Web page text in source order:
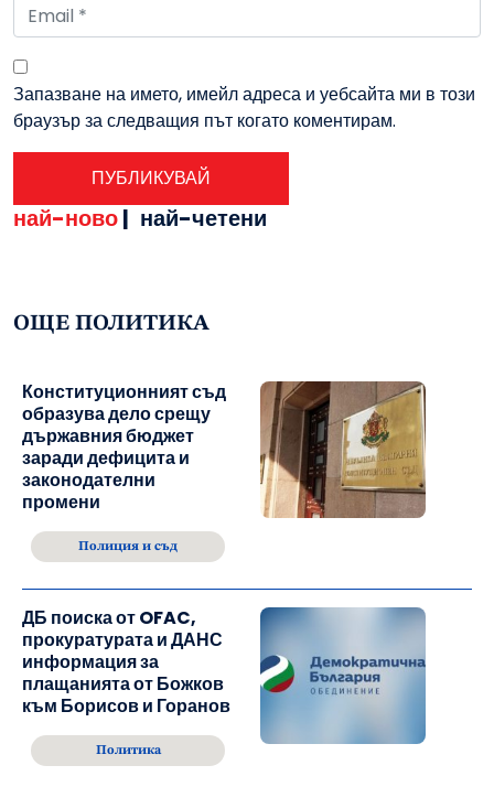
Запазване на името, имейл адреса и уебсайта ми в този
браузър за следващия път когато коментирам.
най-ново| най-четени
ОЩЕ ПОЛИТИКА
Конституционният съд
образува дело срещу
държавния бюджет
заради дефицита и
законодателни
промени
Полиция и съд
ДБ поиска от OFAC,
прокуратурата и ДАНС
информация за
плащанията от Божков
към Борисов и Горанов
Политика